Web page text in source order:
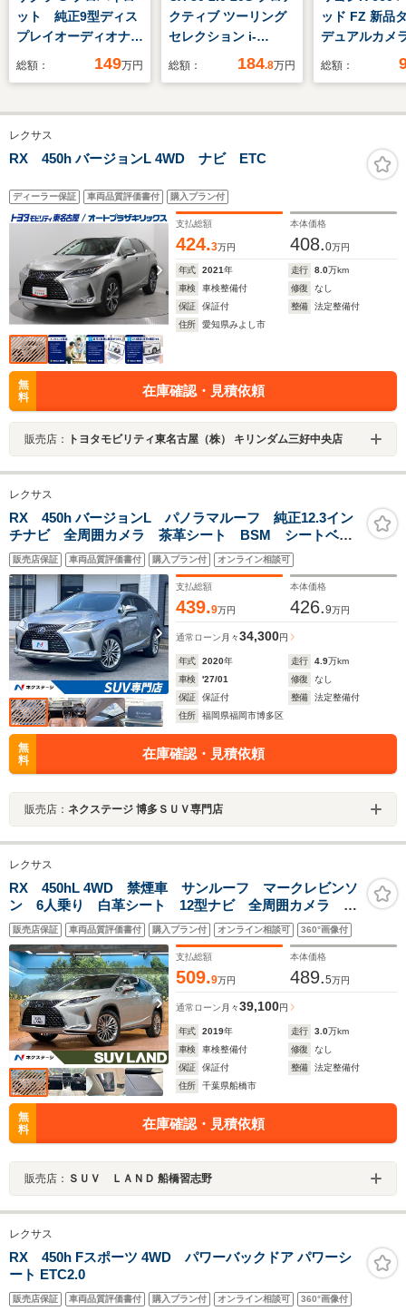
ット 純正9型ディス
プレイオーディオナ
ビ 全方位カメラ レ
ー バックカメラ コ
ーナーセンサー 純正
アルミホイール LED
ーブルあり
総額： 149万円
クティブ ツーリング
セレクション i-
ACTIVSENSE 衝突軽
DVD CD Bluetooth
Android Auto 全方位
(前後) 前席シートヒ
ーター 革巻きステア
リング ETC LEDヘ
ッドライト
総額： 184.8万円
ッド FZ 新品
デュアルカメ
キサポート(
ヘッドランプ
続/EBD付
防止装置
総額：
レクサス
RX 450h バージョンL 4WD ナビ ETC
ディーラー保証 車両品質評価書付 購入プラン付
支払総額
424.3万円
本体価格
408.0万円
年式 2021年 走行 8.0万km
車検
車検整備付 修復
なし
保証
保証付 整備
法定整備付
住所
愛知県みよし市
無
料
在庫確認・見積依頼
販売店： トヨタモビリティ東名古屋（株） キリンダム三好中央店
レクサス
RX 450h バージョンL パノラマルーフ 純正12.3イン
チナビ 全周囲カメラ 茶革シート BSM シートベン
チレーション 3眼LEDヘッド 100V電源 ステアリング
ヒーター 電動リアゲート メモリー付きパワーシート
販売店保証 車両品質評価書付 購入プラン付 オンライン相談可
支払総額
439.9万円
本体価格
426.9万円
通常ローン 月々34,300円
年式 2020年 走行 4.9万km
車検
'27/01 修復
なし
保証
保証付 整備
法定整備付
住所
福岡県福岡市博多区
無
料
在庫確認・見積依頼
販売店： ネクステージ 博多ＳＵＶ専門店
レクサス
RX 450hL 4WD 禁煙車 サンルーフ マークレビンソ
ン 6人乗り 白革シート 12型ナビ 全周囲カメラ ブ
ラインドスポットモニター シートベンチレーション
ヘッドアップディスプレイ レーダークルーズ AC100V
販売店保証 車両品質評価書付 購入プラン付 オンライン相談可 360°画像付
支払総額
509.9万円
本体価格
489.5万円
通常ローン 月々39,100円
年式 2019年 走行 3.0万km
車検
車検整備付 修復
なし
保証
保証付 整備
法定整備付
住所
千葉県船橋市
無
料
在庫確認・見積依頼
販売店： ＳＵＶ ＬＡＮＤ 船橋習志野
レクサス
RX 450h Fスポーツ 4WD パワーバックドア パワーシ
ート ETC2.0
販売店保証 車両品質評価書付 購入プラン付 オンライン相談可 360°画像付